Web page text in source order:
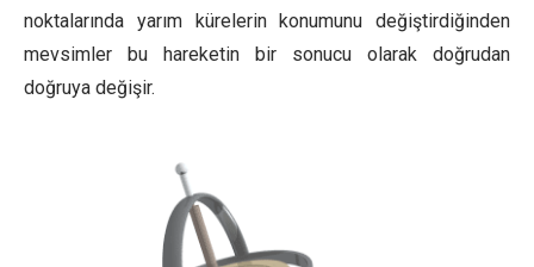
noktalarında yarım kürelerin konumunu değiştirdiğinden
mevsimler bu hareketin bir sonucu olarak doğrudan
doğruya değişir.